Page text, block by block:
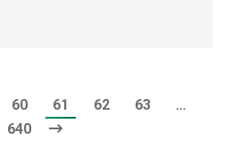
60 61 62 63
…
640